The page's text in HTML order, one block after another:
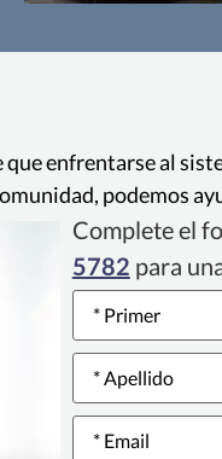
cualquier otra
con personas
enfrentarse al
podemos
Complete el
5782 para
Name*
Email